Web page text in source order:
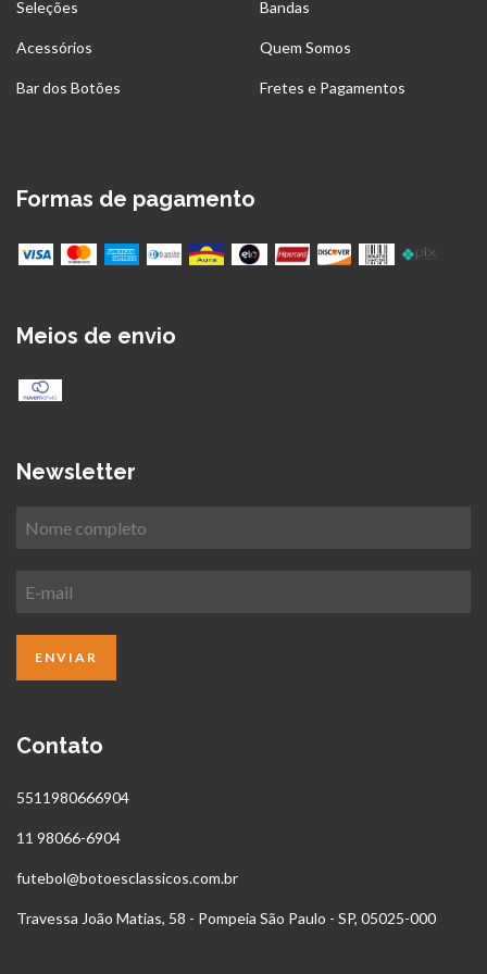
Seleções Bandas
Acessórios Quem Somos
Bar dos Botões Fretes e Pagamentos
Formas de pagamento
Meios de envio
Newsletter
Contato
5511980666904
11 98066-6904
futebol@botoesclassicos.com.br
Travessa João Matias, 58 - Pompeia São Paulo - SP, 05025-000